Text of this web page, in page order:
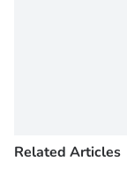
Related Articles